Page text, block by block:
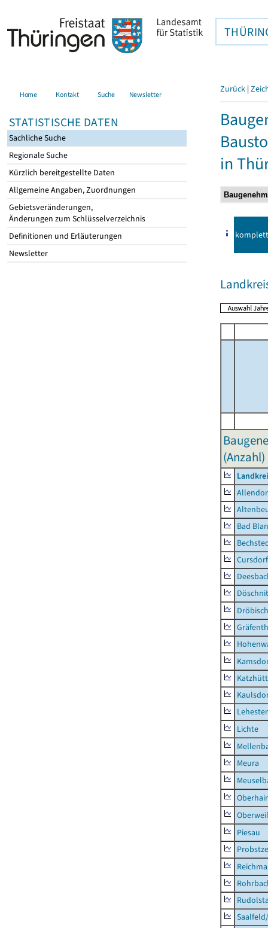
Home Kontakt Suche Newsletter
STATISTISCHE DATEN
Sachliche Suche
Regionale Suche
Kürzlich bereitgestellte Daten
Allgemeine Angaben, Zuordnungen
Gebietsveränderungen,
Änderungen zum Schlüsselverzeichnis
Definitionen und Erläuterungen
Newsletter
Zurück |
in
komplett
(Anzahl)
Bad
Cursdorf
Lichte
Meura
Piesau